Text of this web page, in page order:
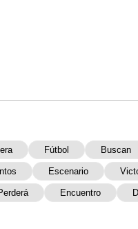
Fútbol Buscan
Escenario
Encuentro